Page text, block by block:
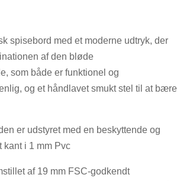
spisebord med et moderne udtryk, der
af den bløde
som både er funktionel og
og et håndlavet smukt stel til at bære
er udstyret med en beskyttende og
kant i 1 mm Pvc
af 19 mm FSC-godkendt